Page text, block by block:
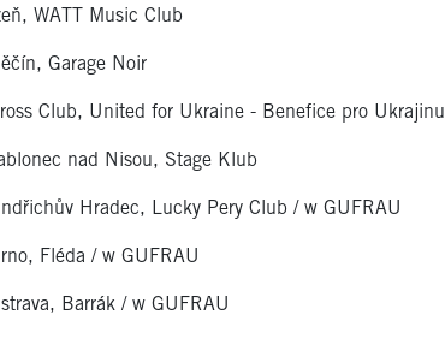
WATT Music Club
Garage Noir
Club, United for Ukraine - Benefice pro Ukrajinu
nad Nisou, Stage Klub
Hradec, Lucky Pery Club / w GUFRAU
Fléda / w GUFRAU
Barrák / w GUFRAU